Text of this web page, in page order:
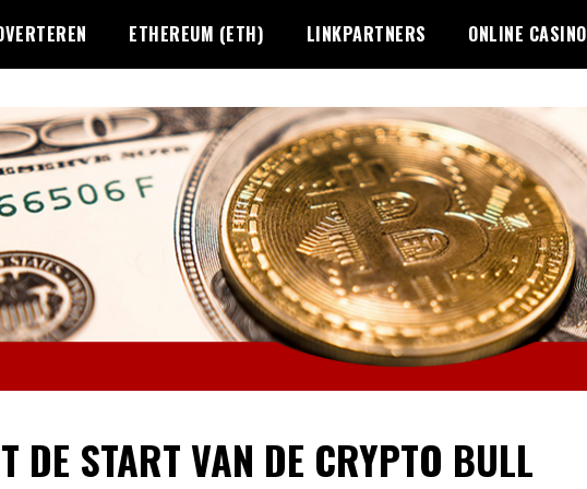
ETHEREUM (ETH) LINKPARTNERS ONLINE CASINO
DE START VAN DE CRYPTO BULL